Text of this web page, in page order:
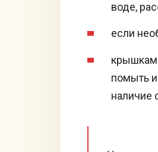
воде,
если
крышкам
помыть и
наличие